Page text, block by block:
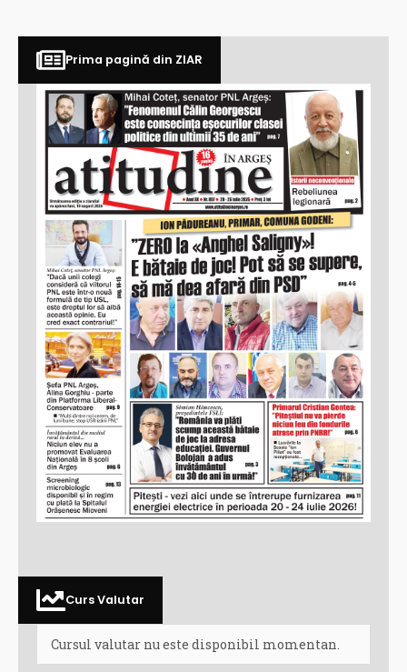
Prima pagină din ZIAR
Curs Valutar
Cursul valutar nu este disponibil momentan.